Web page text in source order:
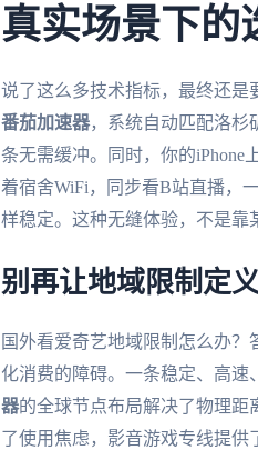
真实场景下的
说了这么多技术指标，最终还是
番茄加速器，系统自动匹配洛杉
条无需缓冲。同时，你的iPhone
着宿舍WiFi，同步看B站直播，
样稳定。这种无缝体验，不是靠
别再让地域限制定
国外看爱奇艺地域限制怎么办
化消费的障碍。一条稳定、高速
器的全球节点布局解决了物理距
了使用焦虑，影音游戏专线提